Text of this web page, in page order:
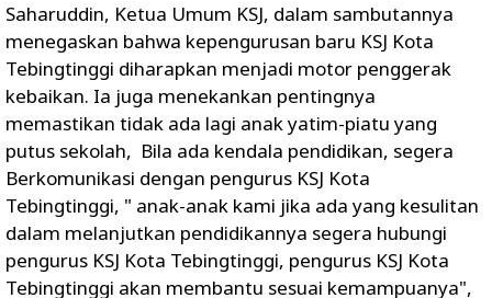
Saharuddin, Ketua Umum KSJ, dalam sambutannya
menegaskan bahwa kepengurusan baru KSJ Kota
Tebingtinggi diharapkan menjadi motor penggerak
kebaikan. Ia juga menekankan pentingnya
memastikan tidak ada lagi anak yatim-piatu yang
putus sekolah, Bila ada kendala pendidikan, segera
Berkomunikasi dengan pengurus KSJ Kota
Tebingtinggi, " anak-anak kami jika ada yang kesulitan
dalam melanjutkan pendidikannya segera hubungi
pengurus KSJ Kota Tebingtinggi, pengurus KSJ Kota
Tebingtinggi akan membantu sesuai kemampuanya",